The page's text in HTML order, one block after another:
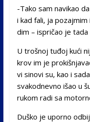
-Ta­ko sam na­vi­kao
i kad fa­li, ja
dim – ispričao je tada
U tro­šnoj tuđoj kući
krov im je
vi si­no­vi su, kao i
svakodnevno išao u
rukom radi sa
Duško je uporno